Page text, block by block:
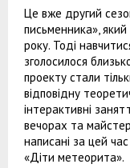
Це вже другий
письменника»,
року. Тоді
зголосилося
проекту стали
відповідну
інтерактивні
вечорах та
написані за цей час
«Діти метеорита».